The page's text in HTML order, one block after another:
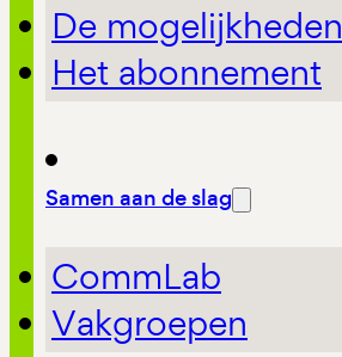
De mogelijkheden
Het abonnement
Samen aan de slag
CommLab
Vakgroepen